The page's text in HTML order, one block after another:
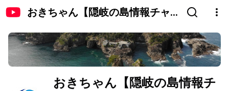
おきちゃん【隠岐の島情報チャ
おきちゃん【隠岐の島情報チ